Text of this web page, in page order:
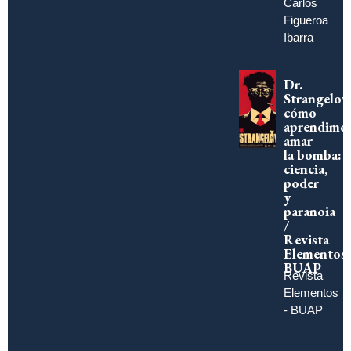
Carlos
Figueroa
Ibarra
Dr.
cómo
amar
la bomba:
ciencia,
poder
y
paranoia
/
Revista
Elementos
BUAP
Revista
Elementos
- BUAP